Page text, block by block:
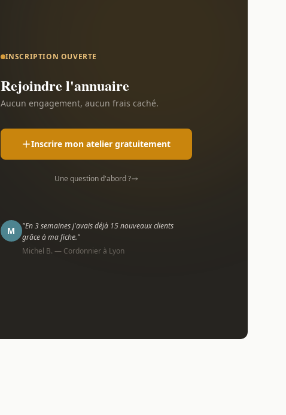
INSCRIPTION OUVERTE
Rejoindre l'annuaire
Aucun engagement, aucun frais caché.
Inscrire mon atelier gratuitement
Une question d'abord ?
M
"En 3 semaines j'avais déjà 15 nouveaux clients
grâce à ma fiche."
Michel B. — Cordonnier à Lyon